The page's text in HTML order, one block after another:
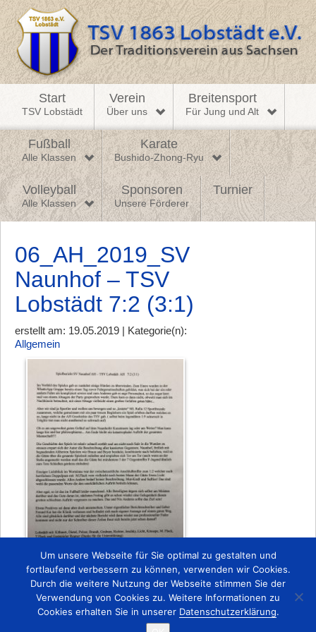
Start
TSV Lobstädt
Verein
Über uns
Breitensport
Für Jung und Alt
Fußball
Alle Klassen
Karate
Bushido-Zhong-Ryu
Volleyball
Alle Klassen
Sponsoren
Unsere Förderer
Turnier
06_AH_2019_SV
Naunhof – TSV
Lobstädt 7:2 (3:1)
erstellt am: 19.05.2019 | Kategorie(n):
Allgemein
Zurück
Um unsere Webseite für Sie optimal zu gestalten und
fortlaufend verbessern zu können, verwenden wir Cookies.
Durch die weitere Nutzung der Webseite stimmen Sie der
Verwendung von Cookies zu. Weitere Informationen zu
Cookies erhalten Sie in unserer Datenschutzerklärung.